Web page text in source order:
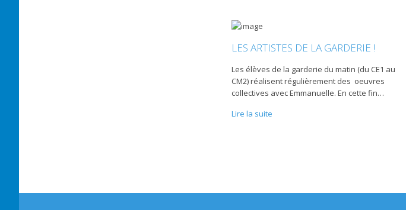
LES ARTISTES DE LA GARDERIE !
Les élèves de la garderie du matin (du CE1 au
CM2) réalisent régulièrement des oeuvres
collectives avec Emmanuelle. En cette fin…
Lire la suite